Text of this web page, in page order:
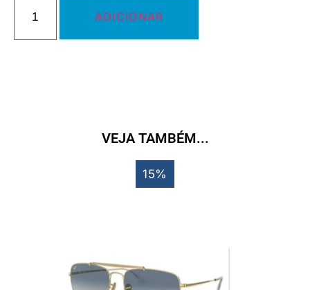
ADICIONAR
VEJA TAMBÉM...
15%